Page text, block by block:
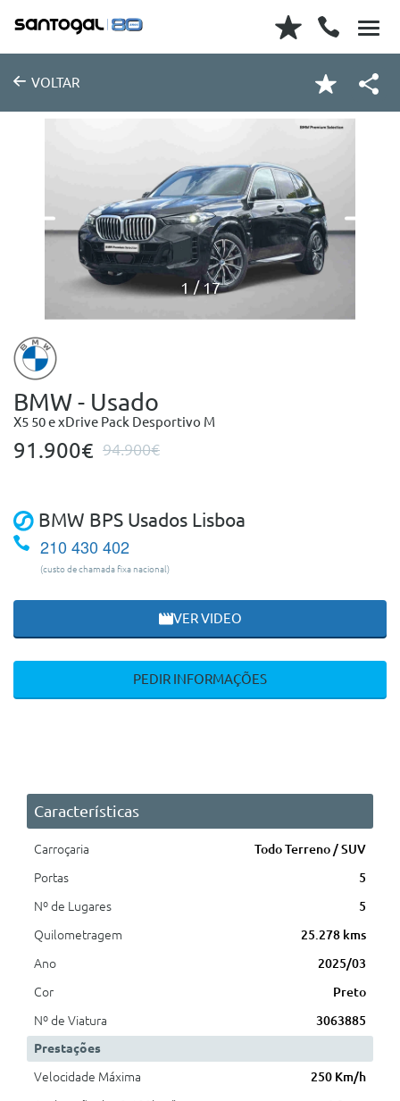
VOLTAR
1 17
BMW - Usado
X5 50 e xDrive Pack Desportivo M
91.900€ 94.900€
BMW BPS Usados Lisboa
210 430 402
(custo de chamada fixa nacional)
VER VIDEO
PEDIR INFORMAÇÕES
Características
Carroçaria
Todo Terreno / SUV
Portas
5
Nº de Lugares
5
Quilometragem
25.278 kms
Ano
2025/03
Cor
Preto
Nº de Viatura
3063885
Prestações
Velocidade Máxima
250 Km/h